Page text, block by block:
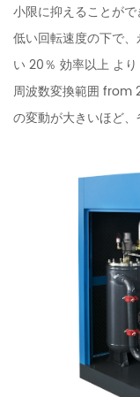
小限に抑えることが
低い回転速度の下で
い 20％ 効率以上 より
周波数変換範囲 from
の変動が大きいほど、